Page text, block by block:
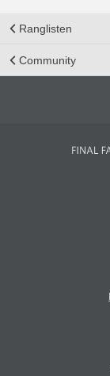
Ranglisten
Community